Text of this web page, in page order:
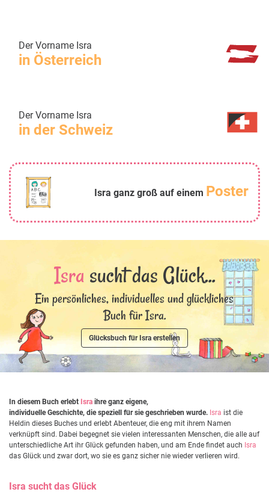
Der Vorname Isra
in Österreich
Der Vorname Isra
in der Schweiz
Isra ganz groß auf einem Poster
Isra sucht das Glück...
Ein persönliches, individuelles und glückliches
Buch für Isra.
Glücksbuch für Isra erstellen
In diesem Buch erlebt Isra ihre ganz eigene,
individuelle Geschichte, die speziell für sie geschrieben wurde. Isra ist die
Heldin dieses Buches und erlebt Abenteuer, die eng mit ihrem Namen
verknüpft sind. Dabei begegnet sie vielen interessanten Menschen, die alle auf
unterschiedliche Art ihr Glück gefunden haben, und am Ende findet auch Isra
das Glück und zwar dort, wo sie es ganz sicher nie wieder verlieren wird.
Isra sucht das Glück